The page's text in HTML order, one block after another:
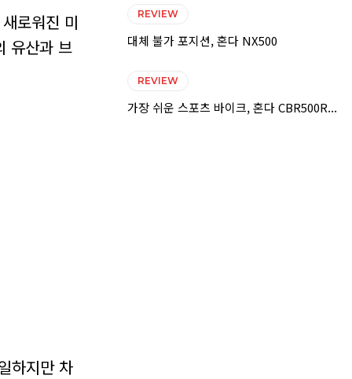
로워진 미
유산과 브
하지만 차
REVIEW
대체 불가 포지션, 혼다 NX500
REVIEW
가장 쉬운 스포츠 바이크, 혼다 CBR500R...